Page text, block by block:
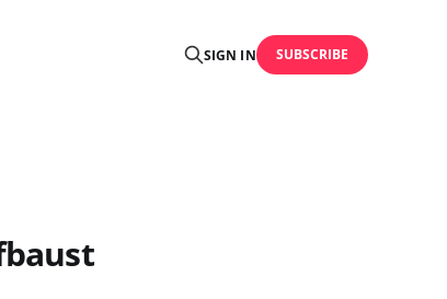
SIGN IN SUBSCRIBE